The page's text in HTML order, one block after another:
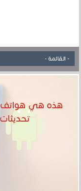
هذه هي
تحديثات